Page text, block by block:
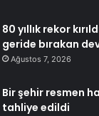
80 yıllık rekor
geride bırakan
Ağustos 7, 2026
Bir şehir resmen
tahliye edildi